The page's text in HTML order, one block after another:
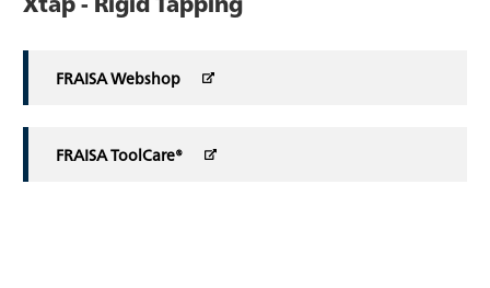
FRAISA Webshop
FRAISA ToolCare®